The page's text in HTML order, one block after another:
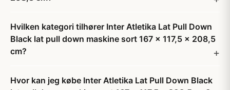
Hvilken kategori tilhører Inter Atletika Lat Pull Down
Black lat pull down maskine sort 167 x 117,5 x 208,5
cm?
Hvor kan jeg købe Inter Atletika Lat Pull Down Black